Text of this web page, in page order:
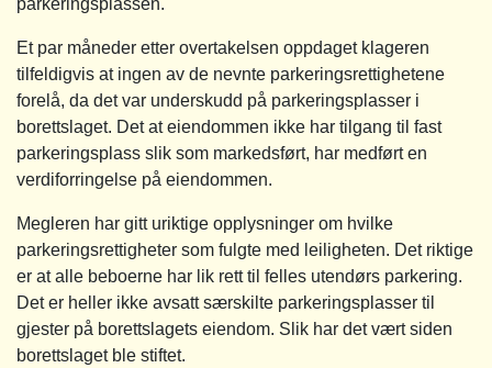
Et par måneder etter overtakelsen oppdaget klageren
tilfeldigvis at ingen av de nevnte parkeringsrettighetene
forelå, da det var underskudd på parkeringsplasser i
borettslaget. Det at eiendommen ikke har tilgang til fast
parkeringsplass slik som markedsført, har medført en
verdiforringelse på eiendommen.
Megleren har gitt uriktige opplysninger om hvilke
parkeringsrettigheter som fulgte med leiligheten. Det riktige
er at alle beboerne har lik rett til felles utendørs parkering.
Det er heller ikke avsatt særskilte parkeringsplasser til
gjester på borettslagets eiendom. Slik har det vært siden
borettslaget ble stiftet.